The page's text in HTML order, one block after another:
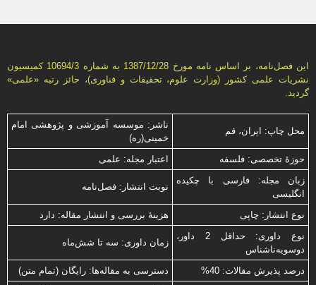
این فصل‌نامه، بر اساس نامه مورخ 1387/12/28 به شماره 10694/3 كمیسیون
نشریات علمی كشور (وزارت علوم، تحقیقات و فناوری)، حائز رتبه «علمی»
گردید.
محل چاپ: ایران، قم
ناشر: موسسه آموزشی و پژوهشی امام
خمینی(ره)
حوزۀ تخصصی: فلسفه
اعتبار مجله: علمی
زبان مجله: فارسی با چكیده
انگلیسی
نوبت انتشار: فصل‌نامه
نوع انتشار: چاپی
هزینۀ بررسی و انتشار مقاله: دارد
نوع داوری: حداقل 2 داور،
دوسویه‌ناشناس
زمان داوری: سه تا شش‌ماه
درصد پذیرش مقالات: 40% دسترسی به مقاله‌ها: رایگان (تمام متن)